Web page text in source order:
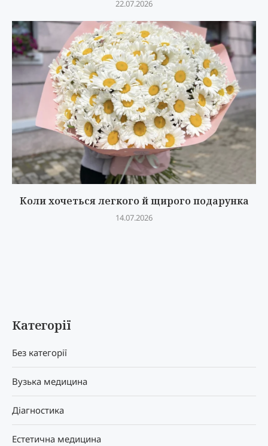
22.07.2026
Коли хочеться легкого й щирого подарунка
14.07.2026
Категорії
Без категорії
Вузька медицина
Діагностика
Естетична медицина